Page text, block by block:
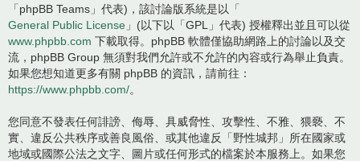
「phpBB Teams」代表)，該討論版系統是以「
General Public License 」(以下以「GPL」代表) 授權釋出並且可以從
www.phpbb.com 下載取得。phpBB 軟體僅協助網路上的討論以及交
流，phpBB Group 無須對我們允許或不允許的內容或行為舉止負責。
如果您想知道更多有關 phpBB 的資訊，請前往：
https://www.phpbb.com/。
您同意不發表任何誹謗、侮辱、具威脅性、攻擊性、不雅、猥褻、不
實、違反公共秩序或善良風俗、或其他違反「野性城邦」所在國家或
地域或國際公法之文字、圖片或任何形式的檔案於本服務上。如果您